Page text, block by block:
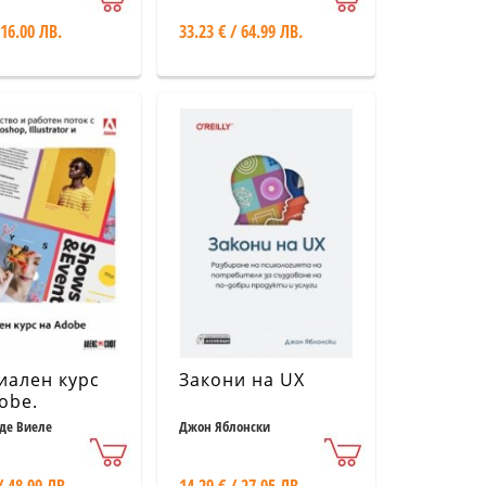
ЛВ. 33.23 € / 64.99 ЛВ.
курс
и
поток с
Photoshop,
Виеле
Закони на UX
Джон Яблонски